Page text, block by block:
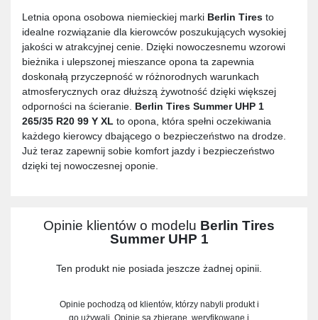
Letnia opona osobowa niemieckiej marki Berlin Tires to
idealne rozwiązanie dla kierowców poszukujących wysokiej
jakości w atrakcyjnej cenie. Dzięki nowoczesnemu wzorowi
bieżnika i ulepszonej mieszance opona ta zapewnia
doskonałą przyczepność w różnorodnych warunkach
atmosferycznych oraz dłuższą żywotność dzięki większej
odporności na ścieranie. Berlin Tires Summer UHP 1
265/35 R20 99 Y XL to opona, która spełni oczekiwania
każdego kierowcy dbającego o bezpieczeństwo na drodze.
Już teraz zapewnij sobie komfort jazdy i bezpieczeństwo
dzięki tej nowoczesnej oponie.
Opinie klientów o modelu Berlin Tires
Summer UHP 1
Ten produkt nie posiada jeszcze żadnej opinii.
Opinie pochodzą od klientów, którzy nabyli produkt i
go używali. Opinie są zbierane, weryfikowane i